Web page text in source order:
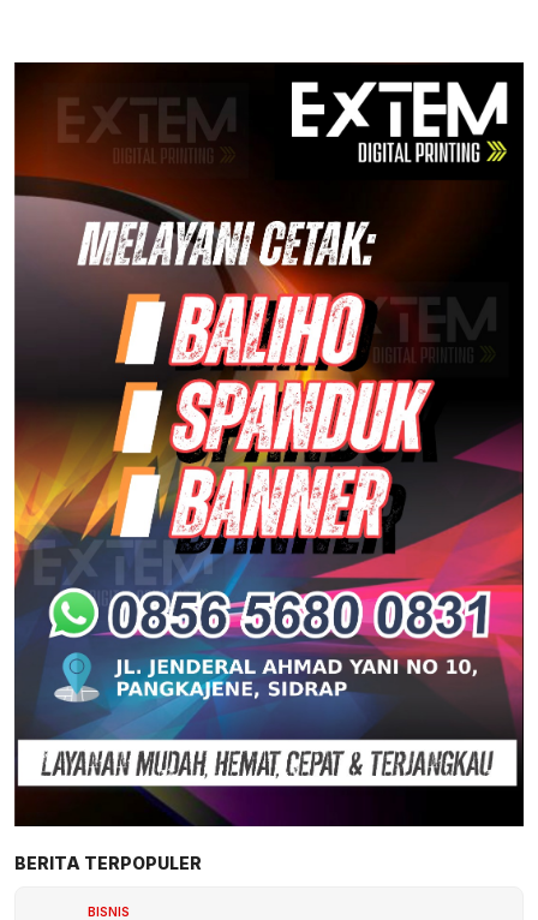
BERITA TERPOPULER
BISNIS